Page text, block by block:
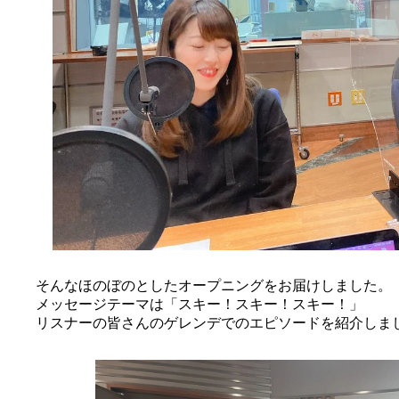
そんなほのぼのとしたオープニングをお届けしました。
メッセージテーマは「スキー！スキー！スキー！」
リスナーの皆さんのゲレンデでのエピソードを紹介しま